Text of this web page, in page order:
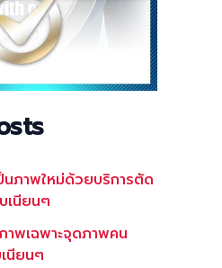
นภาพใหม่ด้วยบริการตัด
เนียนๆ
พเฉพาะจุดภาพคน
นียนๆ